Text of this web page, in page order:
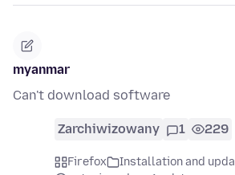
myanmar
Can't download software
Zarchiwizowany 1 229
Firefox
Installation and